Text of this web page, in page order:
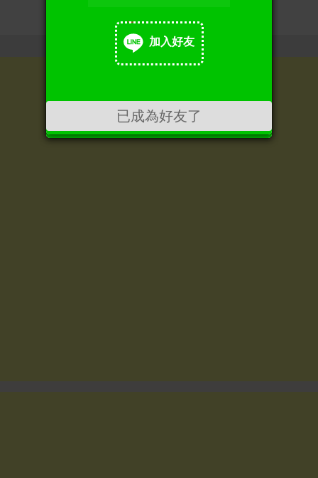
加入好友
已成為好友了